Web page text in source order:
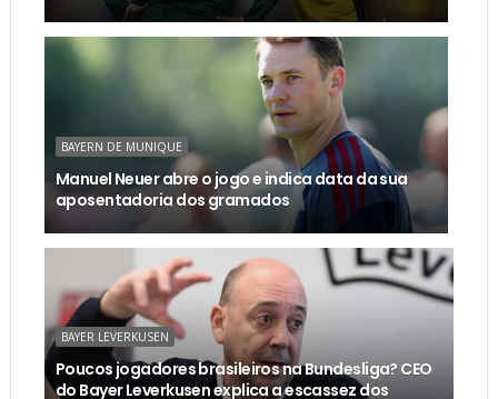
BAYERN DE MUNIQUE
Manuel Neuer abre o jogo e indica data da sua
aposentadoria dos gramados
BAYER LEVERKUSEN
Poucos jogadores brasileiros na Bundesliga? CEO
do Bayer Leverkusen explica a escassez dos